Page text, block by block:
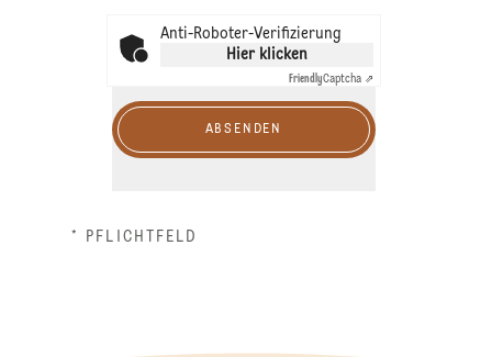
Anti-Roboter-Verifizierung
Hier klicken
FriendlyCaptcha ⇗
ABSENDEN
* PFLICHTFELD